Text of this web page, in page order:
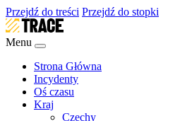
Przejdź do treści Przejdź do stopki
Menu
Strona Główna
Incydenty
Oś czasu
Kraj
Czechy